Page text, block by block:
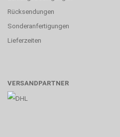
Rücksendungen
Sonderanfertigungen
Lieferzeiten
VERSANDPARTNER